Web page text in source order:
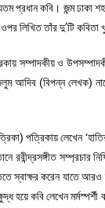
কবি। জন্ম ঢাকা
লিখিত তাঁর দু’টি
ও উপসম্পাদকীয়
(বিপন্ন লেখক)
পত্রিকায় লেখেন
রবীন্দ্রসঙ্গীত সম্প্রচার
স্বাক্ষর করেন যাতে
কবি লেখেন মর্মস্পর্শী